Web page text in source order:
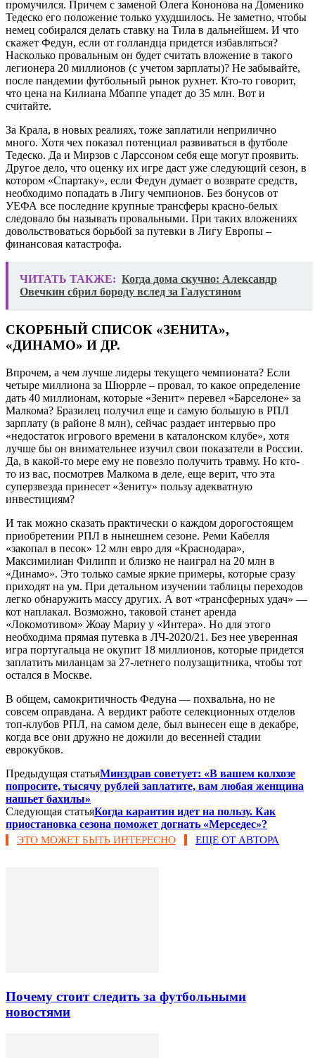
промучился. Причем с заменой Олега Кононова на Доменико
Тедеско его положение только ухудшилось. Не заметно, чтобы
немец собирался делать ставку на Тила в дальнейшем. И что
скажет Федун, если от голландца придется избавляться?
Насколько провальным он будет считать вложение в такого
легионера 20 миллионов (с учетом зарплаты)? Не забывайте,
после пандемии футбольный рынок рухнет. Кто-то говорит,
что цена на Килиана Мбаппе упадет до 35 млн. Вот и
считайте.
За Крала, в новых реалиях, тоже заплатили неприлично
много. Хотя чех показал потенциал развиваться в футболе
Тедеско. Да и Мирзов с Ларссоном себя еще могут проявить.
Другое дело, что оценку их игре даст уже следующий сезон, в
котором «Спартаку», если Федун думает о возврате средств,
необходимо попадать в Лигу чемпионов. Без бонусов от
УЕФА все последние крупные трансферы красно-белых
следовало бы называть провальными. При таких вложениях
довольствоваться борьбой за путевки в Лигу Европы –
финансовая катастрофа.
ЧИТАТЬ ТАКЖЕ: Когда дома скучно: Александр
Овечкин сбрил бороду вслед за Галустяном
СКОРБНЫЙ СПИСОК «ЗЕНИТА»,
«ДИНАМО» И ДР.
Впрочем, а чем лучше лидеры текущего чемпионата? Если
четыре миллиона за Шюррле – провал, то какое определение
дать 40 миллионам, которые «Зенит» перевел «Барселоне» за
Малкома? Бразилец получил еще и самую большую в РПЛ
зарплату (в районе 8 млн), сейчас раздает интервью про
«недостаток игрового времени в каталонском клубе», хотя
лучше бы он внимательнее изучил свои показатели в России.
Да, в какой-то мере ему не повезло получить травму. Но кто-
то из вас, посмотрев Малкома в деле, еще верит, что эта
суперзвезда принесет «Зениту» пользу адекватную
инвестициям?
И так можно сказать практически о каждом дорогостоящем
приобретении РПЛ в нынешнем сезоне. Реми Кабелля
«закопал в песок» 12 млн евро для «Краснодара»,
Максимилиан Филипп и близко не наиграл на 20 млн в
«Динамо». Это только самые яркие примеры, которые сразу
приходят на ум. При детальном изучении таблицы переходов
легко обнаружить массу других. А вот «трансферных удач» —
кот наплакал. Возможно, таковой станет аренда
«Локомотивом» Жоау Мариу у «Интера». Но для этого
необходима прямая путевка в ЛЧ-2020/21. Без нее уверенная
игра португальца не окупит 18 миллионов, которые придется
заплатить миланцам за 27-летнего полузащитника, чтобы тот
остался в Москве.
В общем, самокритичность Федуна — похвальна, но не
совсем оправдана. А вердикт работе селекционных отделов
топ-клубов РПЛ, на самом деле, был вынесен еще в декабре,
когда все они дружно не дожили до весенней стадии
еврокубков.
Предыдущая статьяМинздрав советует: «В вашем колхозе
попросите, тысячу рублей заплатите, вам любая женщина
нашьет бахилы»
Следующая статьяКогда карантин идет на пользу. Как
приостановка сезона поможет догнать «Мерседес»?
ЭТО МОЖЕТ БЫТЬ ИНТЕРЕСНО ЕЩЕ ОТ АВТОРА
Почему стоит следить за футбольными
новостями